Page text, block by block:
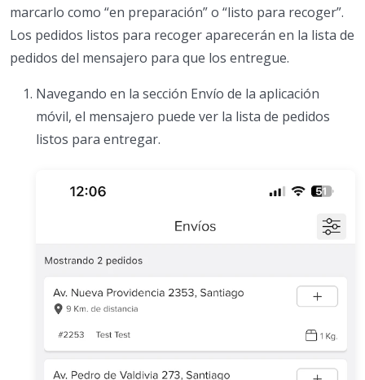
marcarlo como “en preparación” o “listo para recoger”.
Los pedidos listos para recoger aparecerán en la lista de
pedidos del mensajero para que los entregue.
Navegando en la sección Envío de la aplicación
móvil, el mensajero puede ver la lista de pedidos
listos para entregar.